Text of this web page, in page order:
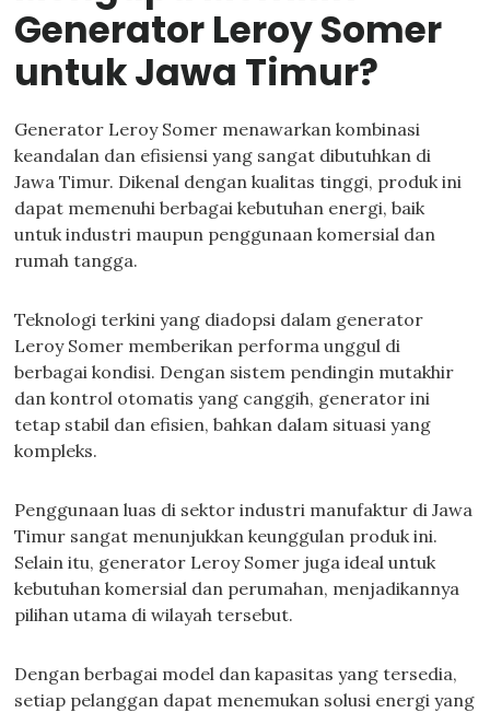
Generator Leroy Somer
untuk Jawa Timur?
Generator Leroy Somer menawarkan kombinasi
keandalan dan efisiensi yang sangat dibutuhkan di
Jawa Timur. Dikenal dengan kualitas tinggi, produk ini
dapat memenuhi berbagai kebutuhan energi, baik
untuk industri maupun penggunaan komersial dan
rumah tangga.
Teknologi terkini yang diadopsi dalam generator
Leroy Somer memberikan performa unggul di
berbagai kondisi. Dengan sistem pendingin mutakhir
dan kontrol otomatis yang canggih, generator ini
tetap stabil dan efisien, bahkan dalam situasi yang
kompleks.
Penggunaan luas di sektor industri manufaktur di Jawa
Timur sangat menunjukkan keunggulan produk ini.
Selain itu, generator Leroy Somer juga ideal untuk
kebutuhan komersial dan perumahan, menjadikannya
pilihan utama di wilayah tersebut.
Dengan berbagai model dan kapasitas yang tersedia,
setiap pelanggan dapat menemukan solusi energi yang